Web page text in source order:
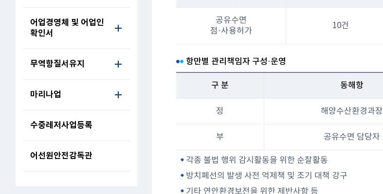
어업경영체 및 어업인
확인서
무역항질서유지
마리나업
수중레저사업등록
어선원안전감독관
공유수면
점·사용허가
10건
항만별 관리책임자 구성·운영
구 분 동해항
정 해양수산환경과장
부 공유수면 담당자
각종 불법 행위 감시활동을 위한 순찰활동
방치폐선의 발생 사전 억제책 및 조기 대책 강구
기타 연안환경보전을 위한 제반사항 등